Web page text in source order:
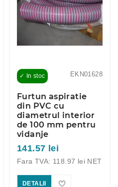
EKN01628
✓ In stoc
Furtun aspiratie
din PVC cu
diametrul interior
de 100 mm pentru
vidanje
141.57 lei
Fara TVA: 118.97 lei NET
DETALII